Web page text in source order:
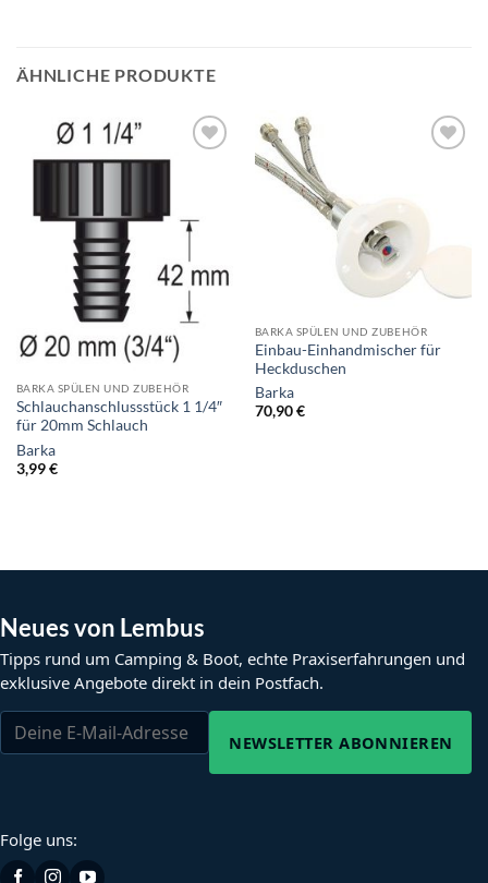
ÄHNLICHE PRODUKTE
BARKA SPÜLEN UND ZUBEHÖR
Schlauchanschlussstück 1 1/4″
für 20mm Schlauch
Barka
3,99€
BARKA SPÜLEN UND ZUBEHÖR
Einbau-Einhandmischer für
Heckduschen
Barka
70,90€
Neues von Lembus
Tipps rund um Camping & Boot, echte Praxiserfahrungen und
exklusive Angebote direkt in dein Postfach.
NEWSLETTER ABONNIEREN
Folge uns: